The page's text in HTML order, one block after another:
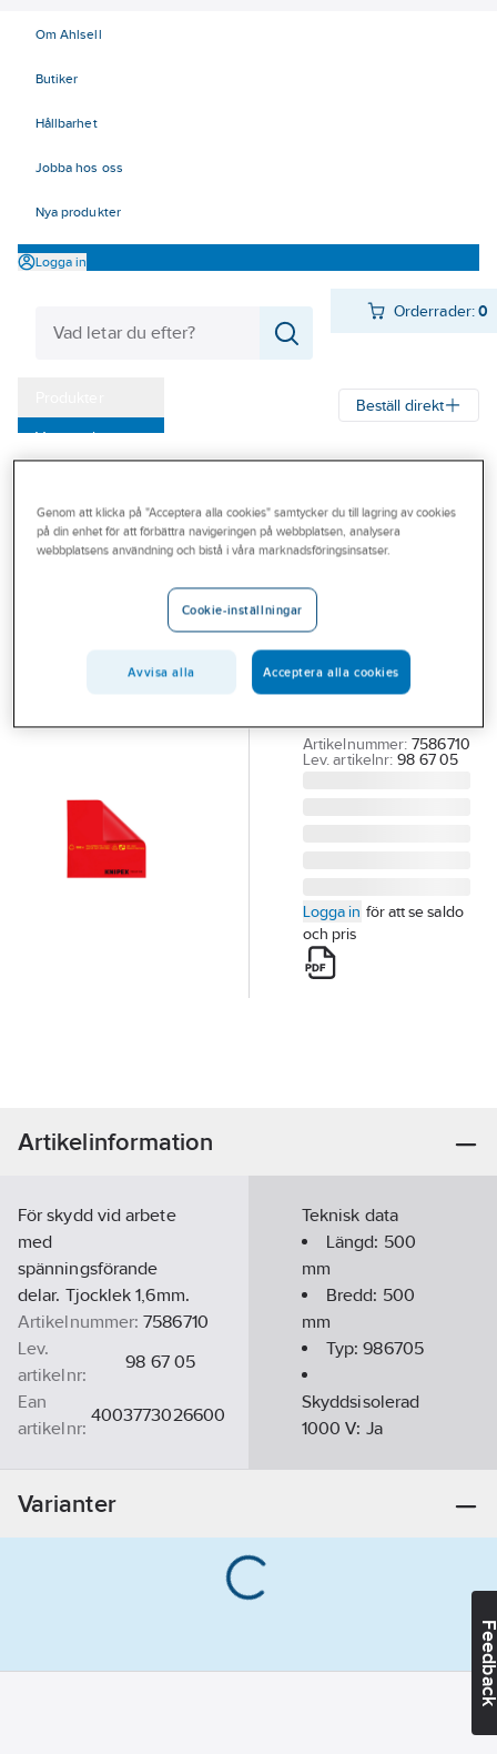
Om Ahlsell
Butiker
Hållbarhet
Jobba hos oss
Nya produkter
Logga in
Orderrader:0
Varumärken
Outlet
Branscher
Beställ direkt
KNIPEX
1000V
GUMMIDUK KNIPEX
986705
500X500MM 1000V
Artikelnummer: 7586710
Lev. artikelnr: 98 67 05
Logga in för att se saldo
och pris
Artikelinformation
För skydd vid arbete
med
spänningsförande
delar. Tjocklek 1,6mm.
Artikelnummer: 7586710
Lev.
artikelnr:
98 67 05
Ean
artikelnr:
4003773026600
Teknisk data
Längd: 500
mm
Bredd: 500
mm
Typ:986705
Skyddsisolerad
1000 V: Ja
Varianter
Genom att klicka på "Acceptera alla cookies" samtycker du till lagring av cookies
på din enhet för att förbättra navigeringen på webbplatsen, analysera
webbplatsens användning och bistå i våra marknadsföringsinsatser.
Cookie-inställningar
Avvisa alla Acceptera alla cookies